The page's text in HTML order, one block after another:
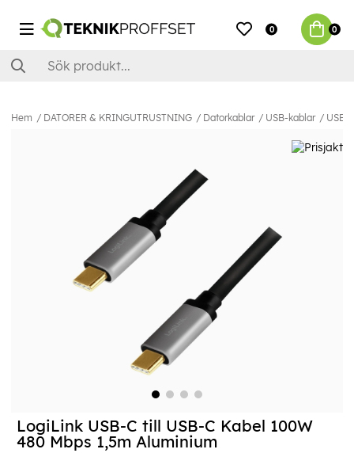
0 0
Hem DATORER & KRINGUTRUSTNING Datorkablar USB-kablar USB-
LogiLink USB-C till USB-C Kabel 100W
480 Mbps 1,5m Aluminium